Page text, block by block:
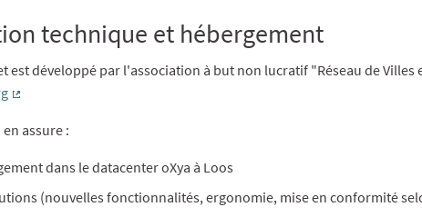
technique et hébergement
est développé par l'association à but non lucratif "Réseau de Villes
en assure :
dans le datacenter oXya à Loos
(nouvelles fonctionnalités, ergonomie, mise en conformité